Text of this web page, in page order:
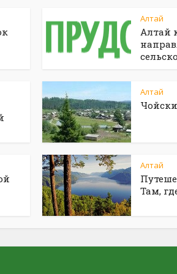
Алтай
Алтай
Алтай
Алтай
Там,